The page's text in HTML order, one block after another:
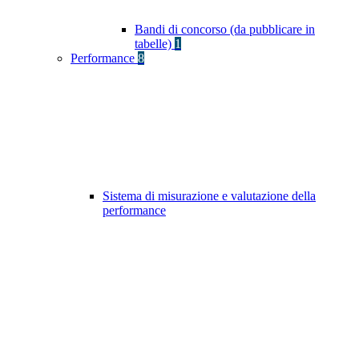
Bandi di concorso (da pubblicare in
tabelle) 1
Performance 8
Sistema di misurazione e valutazione della
performance